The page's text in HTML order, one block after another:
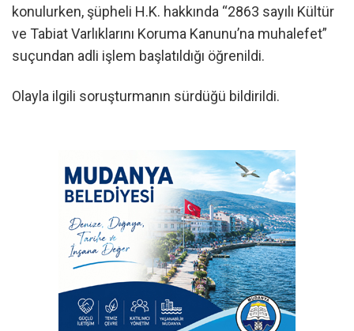
konulurken, şüpheli H.K. hakkında “2863 sayılı Kültür
ve Tabiat Varlıklarını Koruma Kanunu’na muhalefet”
suçundan adli işlem başlatıldığı öğrenildi.
Olayla ilgili soruşturmanın sürdüğü bildirildi.